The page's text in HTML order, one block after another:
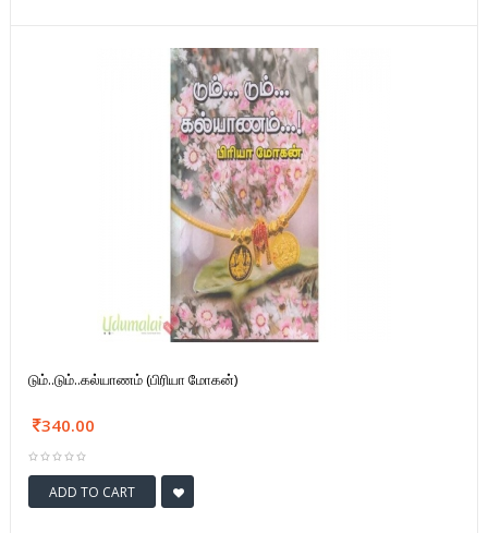
டும்..டும்..கல்யாணம் (பிரியா மோகன்)
340.00
ADD TO CART